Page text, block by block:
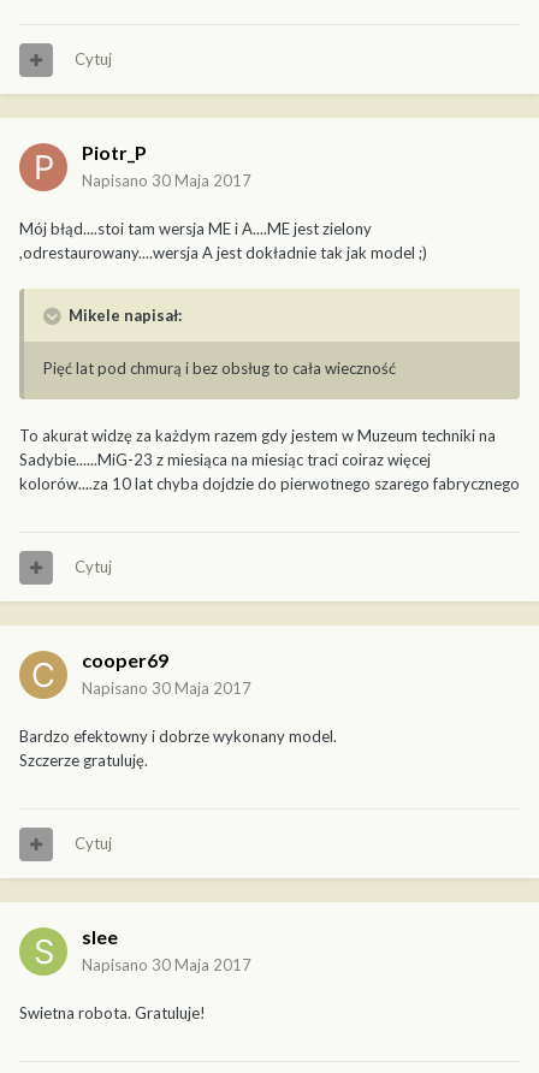
Cytuj
Piotr_P
Napisano 30 Maja 2017
Mój błąd....stoi tam wersja ME i A....ME jest zielony
,odrestaurowany....wersja A jest dokładnie tak jak model ;)
Mikele napisał:
Pięć lat pod chmurą i bez obsług to cała wieczność
To akurat widzę za każdym razem gdy jestem w Muzeum techniki na
Sadybie......MiG-23 z miesiąca na miesiąc traci coiraz więcej
kolorów....za 10 lat chyba dojdzie do pierwotnego szarego fabrycznego
Cytuj
cooper69
Napisano 30 Maja 2017
Bardzo efektowny i dobrze wykonany model.
Szczerze gratuluję.
Cytuj
slee
Napisano 30 Maja 2017
Swietna robota. Gratuluje!